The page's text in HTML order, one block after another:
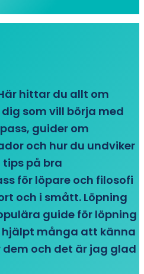
hittar du allt om
som vill börja med
guider om
och hur du undviker
på bra
för löpare och filosofi
och i smått. Löpning
guide för löpning
hjälpt många att känna
och det är jag glad